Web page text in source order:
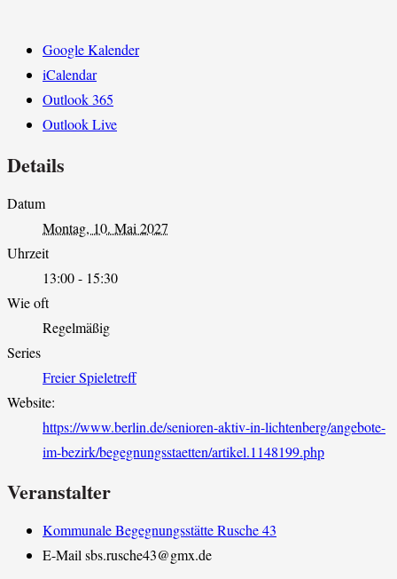
Google Kalender
iCalendar
Outlook 365
Outlook Live
Details
Datum
Montag, 10. Mai 2027
Uhrzeit
13:00 - 15:30
Wie oft
Regelmäßig
Series
Freier Spieletreff
Website:
https://www.berlin.de/senioren-aktiv-in-lichtenberg/angebote-
im-bezirk/begegnungsstaetten/artikel.1148199.php
Veranstalter
Kommunale Begegnungsstätte Rusche 43
E-Mail sbs.rusche43@gmx.de